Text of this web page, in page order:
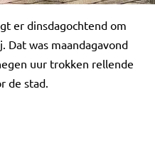
er dinsdagochtend om
Dat was maandagavond
uur trokken rellende
de stad.